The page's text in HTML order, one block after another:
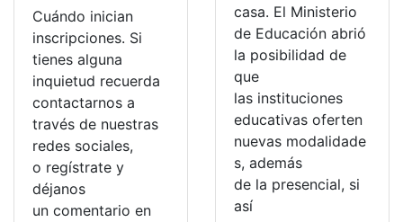
Cuándo inician
inscripciones. Si
tienes alguna
inquietud recuerda
contactarnos a
través de nuestras
redes sociales,
o regístrate y
déjanos
un comentario en
casa. El Ministerio
de Educación abrió
la posibilidad de
que
las instituciones
educativas oferten
nuevas modalidade
s, además
de la presencial, si
así